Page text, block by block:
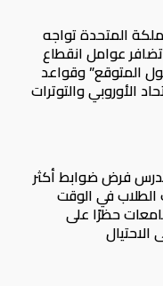
المتحدة تواجه
عوامل انقطاع
المتوقع” وقواعد
الأوروبي والتوترات
فرض ضوابط أكثر
في الوقت
حظرًا على